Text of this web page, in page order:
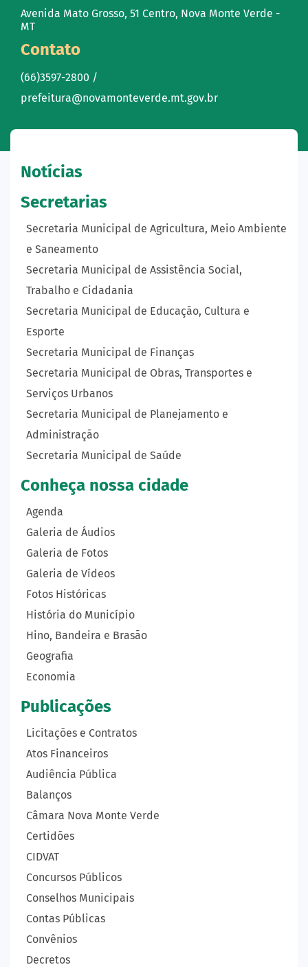
Avenida Mato Grosso, 51 Centro, Nova Monte Verde -
MT
Contato
(66)3597-2800 /
prefeitura@novamonteverde.mt.gov.br
Notícias
Secretarias
Secretaria Municipal de Agricultura, Meio Ambiente
e Saneamento
Secretaria Municipal de Assistência Social,
Trabalho e Cidadania
Secretaria Municipal de Educação, Cultura e
Esporte
Secretaria Municipal de Finanças
Secretaria Municipal de Obras, Transportes e
Serviços Urbanos
Secretaria Municipal de Planejamento e
Administração
Secretaria Municipal de Saúde
Conheça nossa cidade
Agenda
Galeria de Áudios
Galeria de Fotos
Galeria de Vídeos
Fotos Históricas
História do Município
Hino, Bandeira e Brasão
Geografia
Economia
Publicações
Licitações e Contratos
Atos Financeiros
Audiência Pública
Balanços
Câmara Nova Monte Verde
Certidões
CIDVAT
Concursos Públicos
Conselhos Municipais
Contas Públicas
Convênios
Decretos